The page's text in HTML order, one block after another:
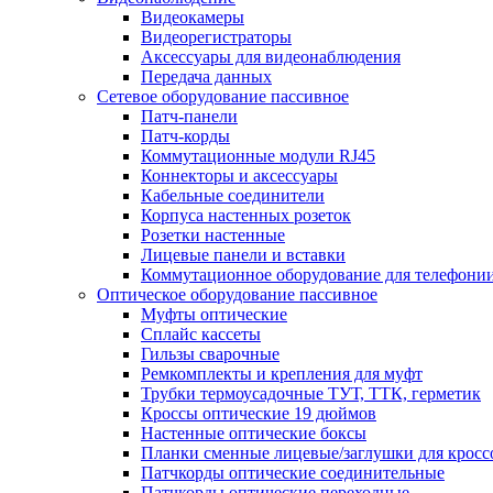
Видеокамеры
Видеорегистраторы
Аксессуары для видеонаблюдения
Передача данных
Сетевое оборудование пассивное
Патч-панели
Патч-корды
Коммутационные модули RJ45
Коннекторы и аксессуары
Кабельные соединители
Корпуса настенных розеток
Розетки настенные
Лицевые панели и вставки
Коммутационное оборудование для
Оптическое оборудование пассивное
Муфты оптические
Сплайс кассеты
Гильзы сварочные
Ремкомплекты и крепления для муфт
Трубки термоусадочные ТУТ, ТТК, герметик
Кроссы оптические 19 дюймов
Настенные оптические боксы
Планки сменные лицевые/заглушки для
Патчкорды оптические соединительные